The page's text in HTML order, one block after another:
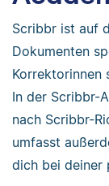
Scribbr ist auf
Dokumenten
Korrektorinnen
In der Scribbr-
nach Scribbr-
umfasst
dich bei deiner